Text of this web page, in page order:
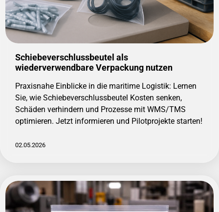
Schiebeverschlussbeutel als
wiederverwendbare Verpackung nutzen
Praxisnahe Einblicke in die maritime Logistik: Lernen
Sie, wie Schiebeverschlussbeutel Kosten senken,
Schäden verhindern und Prozesse mit WMS/TMS
optimieren. Jetzt informieren und Pilotprojekte starten!
02.05.2026